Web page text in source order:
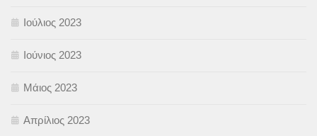
Ιούλιος 2023
Ιούνιος 2023
Μάιος 2023
Απρίλιος 2023